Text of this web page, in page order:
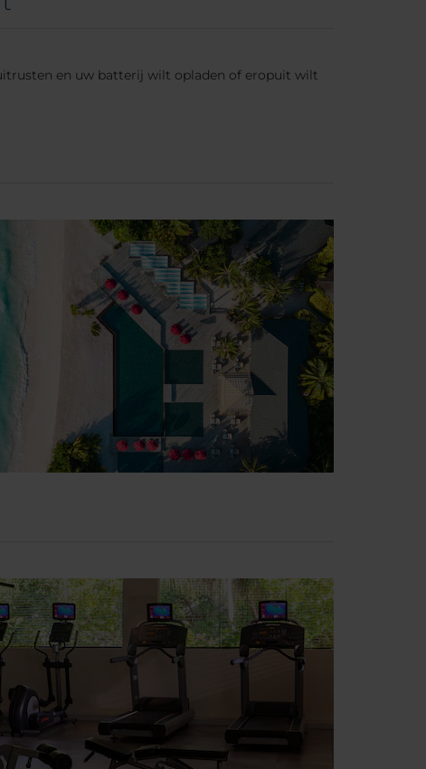
en uw batterij wilt opladen of eropuit wilt